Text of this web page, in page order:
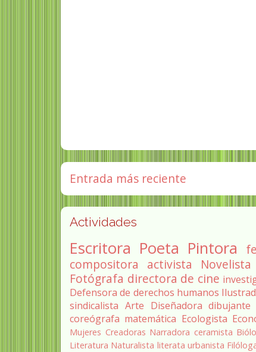
Entrada más reciente
Actividades
Escritora Poeta Pintora
compositora
activista Novelista
Fotógrafa directora de cine
Defensora de derechos humanos
sindicalista Arte Diseñadora dibujante
coreógrafa matemática Ecologista
Mujeres Creadoras Narradora ceramista
Literatura Naturalista literata urbanista